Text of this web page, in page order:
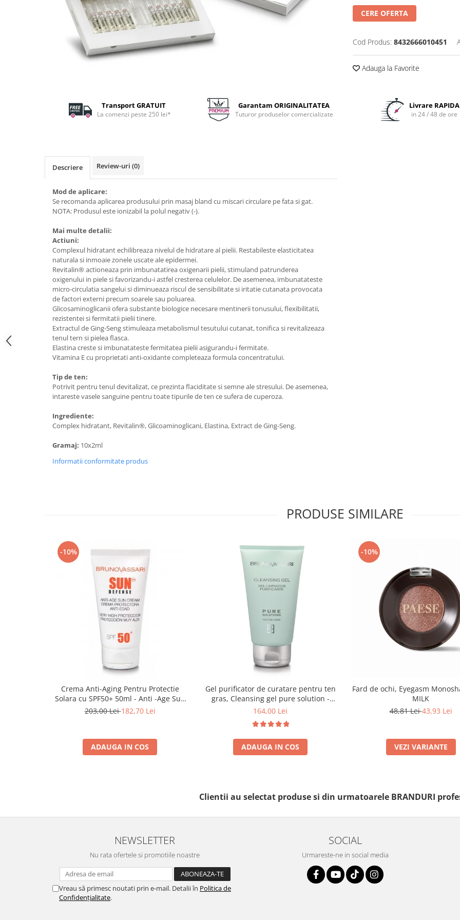
Creioane sprancene
Palete Contouring
Pensule Profesionale
PALETE PROFESIONALE
CERE OFERTA
Cod Produs: 8432666010451
Adauga la Favorite
Transport GRATUIT
La comenzi peste 250 lei*
Garantam ORIGINALITATEA
Tuturor produselor comercializate
Livrare RAPIDA
in 24 / 48 de ore
Descriere Review-uri (0)
Mod de aplicare:
Se recomanda aplicarea produsului prin masaj bland cu miscari circulare pe fata si gat.
NOTA: Produsul este ionizabil la polul negativ (-).
Mai multe detalii:
Actiuni:
Complexul hidratant echilibreaza nivelul de hidratare al pielii. Restabileste elasticitatea
naturala si inmoaie zonele uscate ale epidermei.
Revitalin® actioneaza prin imbunatatirea oxigenarii pielii, stimuland patrunderea
oxigenului in piele si favorizandu-i astfel cresterea celulelor. De asemenea, imbunatateste
micro-circulatia sangelui si diminueaza riscul de sensibilitate si iritatie cutanata provocata
de factori externi precum soarele sau poluarea.
Glicosaminoglicanii ofera substante biologice necesare mentinerii tonusului, flexibilitatii,
rezistentei si fermitatii pielii tinere.
Extractul de Ging-Seng stimuleaza metabolismul tesutului cutanat, tonifica si revitalizeaza
tenul tern si pielea flasca.
Elastina creste si imbunatateste fermitatea pielii asigurandu-i fermitate.
Vitamina E cu proprietati anti-oxidante completeaza formula concentratului.
Tip de ten:
Potrivit pentru tenul devitalizat, ce prezinta flaciditate si semne ale stresului. De asemenea,
intareste vasele sanguine pentru toate tipurile de ten ce sufera de cuperoza.
Ingrediente:
Complex hidratant, Revitalin®, Glicoaminoglicani, Elastina, Extract de Ging-Seng.
Gramaj: 10x2ml
Informatii conformitate produs
PRODUSE SIMILARE
-10%
Crema Anti-Aging Pentru Protectie
Solara cu SPF50+ 50ml - Anti -Age Sun
Cream SPF50+ - Bruno Vassari
203,00 Lei182,70 Lei
ADAUGA IN COS
Gel purificator de curatare pentru ten
gras, Cleansing gel pure solution -
150ml
164,00 Lei
ADAUGA IN COS
-10%
Fard de ochi, Eyegasm
MILK
48,81 Lei43,93 Lei
VEZI VARIANTE
Clientii au selectat produse si din urmatoarele BRANDURI
NEWSLETTER
Nu rata ofertele si promotiile noastre
Vreau să primesc noutati prin e-mail. Detalii în Politica de
Confidențialitate.
SOCIAL
Urmareste-ne in social media